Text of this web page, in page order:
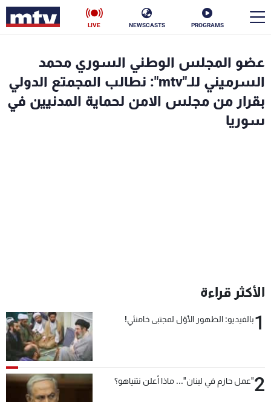
PROGRAMS
NEWSCASTS
LIVE
عضو المجلس الوطني السوري محمد
السرميني للـ"mtv": نطالب المجمتع الدولي
بقرار من مجلس الامن لحماية المدنيين في
سوريا
الأكثر قراءة
1بالفيديو: الظهور الأوّل لمجتبى خامنئي!
2"عمل حازم في لبنان"... ماذا أعلن نتنياهو؟
الأخبار
سياسة ناس
شاهد البرامج
الترددات
لاعلاناتكم
شروط الإسـتخدام
سياسة الخصوصية